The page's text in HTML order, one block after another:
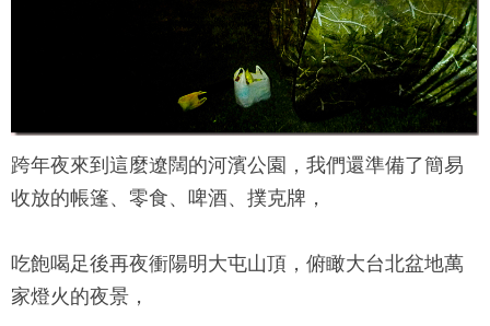
跨年夜來到這麼遼闊的河濱公園，我們還準備了簡易
收放的帳篷、零食、啤酒、撲克牌，
吃飽喝足後再夜衝陽明大屯山頂，俯瞰大台北盆地萬
家燈火的夜景，